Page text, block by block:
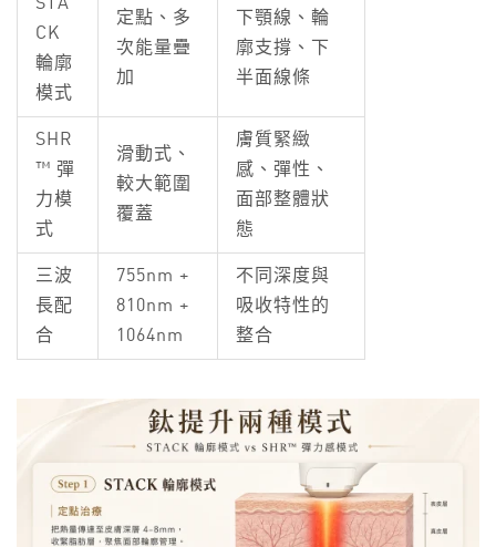
CK
輪廓
模式
定點、多
次能量疊
加
下顎線、輪
廓支撐、下
半面線條
SHR
™ 彈
力模
式
滑動式、
較大範圍
覆蓋
膚質緊緻
感、彈性、
面部整體狀
態
三波
長配
合
755nm +
810nm +
1064nm
不同深度與
吸收特性的
整合